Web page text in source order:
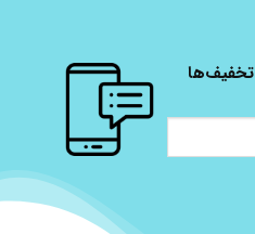
تخفیف‌ها